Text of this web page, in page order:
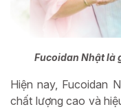
Fucoidan Nhật là
Hiện nay, Fucoidan
chất lượng cao và